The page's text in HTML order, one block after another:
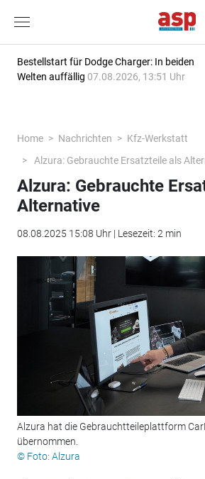
Bestellstart für Dodge Charger: In beiden
Welten auffällig 07.08.2026, 13:51 Uhr
Home Nachrichten
Kfz-Werkstatt
Alzura: Gebrauchte Ersatzteile als
Alzura: Gebrauchte
Alternative
08.08.2025 15:08 Uhr | Lesezeit: 2 min
Alzura hat die Gebrauchtteileplattform
übernommen.
© Foto: Alzura